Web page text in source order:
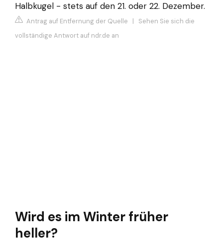
Halbkugel - stets auf den 21. oder 22. Dezember.
Antrag auf Entfernung der Quelle | Sehen Sie sich die
vollständige Antwort auf ndr.de an
Wird es im Winter früher
heller?